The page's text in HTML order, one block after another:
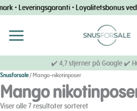
Spring
til
indhold
• Loyalitetsbonus ved
✔️ 4,7 stjerner på Google ✔️
Snusforsale/Mango-nikotinposer
Mango
Viser alle 7 resultater sorteretefter